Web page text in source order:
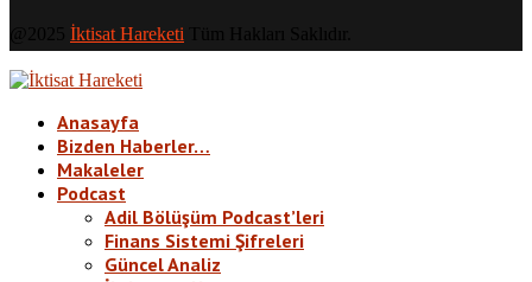
İktisat Hareketi
Anasayfa
Bizden Haberler…
Makaleler
Podcast
Adil Bölüşüm Podcast’leri
Finans Sistemi Şifreleri
Güncel Analiz